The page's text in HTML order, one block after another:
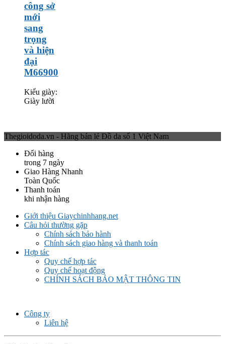
công sở
mới
sang
trọng
và hiện
đại
M66900
Kiểu giày:
Giày lười
Thegioidoda.vn - Hãng bán lẻ Đồ da số 1 Việt Nam
Đổi hàng
trong 7 ngày
Giao Hàng Nhanh
Toàn Quốc
Thanh toán
khi nhận hàng
Giới thiệu Giaychinhhang.net
Câu hỏi thường gặp
Chính sách bảo hành
Chính sách giao hàng và thanh toán
Hợp tác
Quy chế hợp tác
Quy chế hoạt động
CHÍNH SÁCH BẢO MẬT THÔNG TIN
Công ty
Liên hệ